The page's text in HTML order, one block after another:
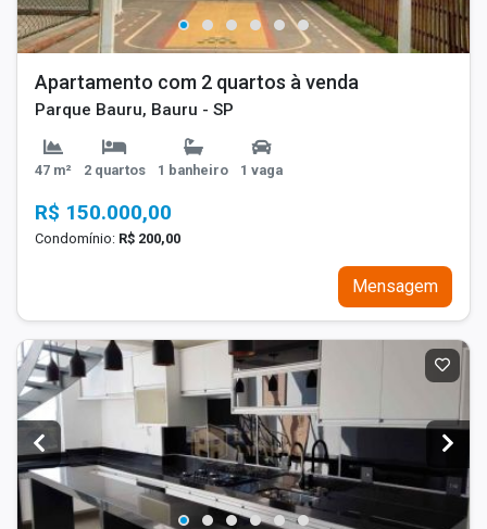
Apartamento com 2 quartos à venda
Parque Bauru, Bauru - SP
47 m² 2 quartos 1 banheiro 1 vaga
R$ 150.000,00
Condomínio: R$ 200,00
Mensagem